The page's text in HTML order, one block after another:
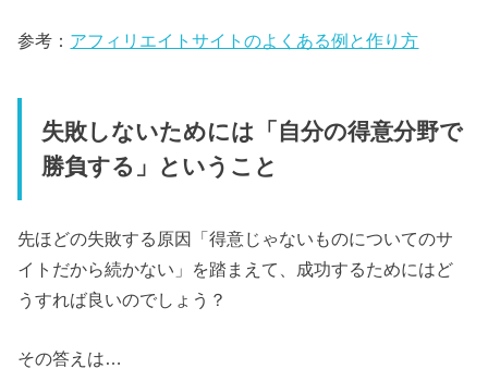
参考： アフィリエイトサイトのよくある例と作り方
失敗しないためには「自分の得意分野で
勝負する」ということ
先ほどの失敗する原因「得意じゃないものについてのサ
イトだから続かない」を踏まえて、成功するためにはど
うすれば良いのでしょう？
その答えは…